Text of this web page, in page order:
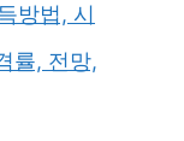
방법, 시
률, 전망,